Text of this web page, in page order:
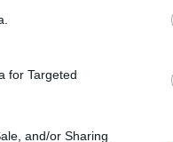
for Targeted
and/or Sharing